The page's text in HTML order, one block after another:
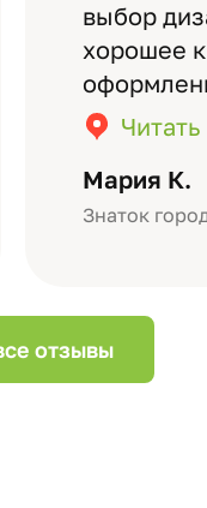
Мария К.
Знаток
выбор
хорошее
кадры
отзывы